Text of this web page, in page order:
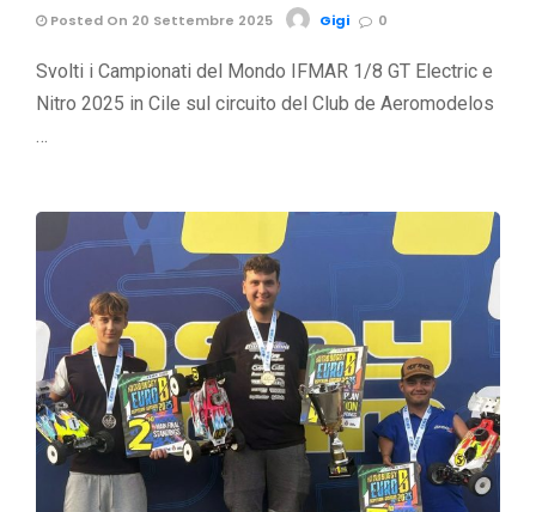
Posted On 20 Settembre 2025 Gigi 0
Svolti i Campionati del Mondo IFMAR 1/8 GT Electric e
Nitro 2025 in Cile sul circuito del Club de Aeromodelos
…